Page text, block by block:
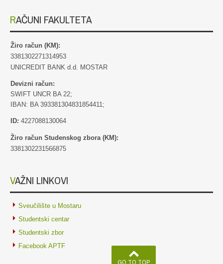
RAČUNI FAKULTETA
Žiro račun (KM):
3381302271314953
UNICREDIT BANK d.d. MOSTAR
Devizni račun:
SWIFT UNCR BA 22;
IBAN: BA 393381304831854411;
ID: 4227088130064
Žiro račun Studenskog zbora (KM):
3381302231566875
VAŽNI LINKOVI
Sveučilište u Mostaru
Studentski centar
Studentski zbor
Facebook APTF
GO TO TOP